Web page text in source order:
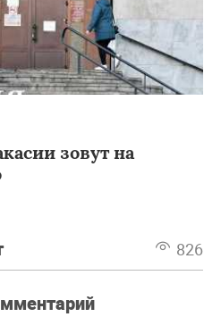
зовут на
826